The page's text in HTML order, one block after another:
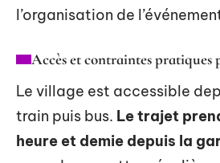
l’organisation de
Accès et contraintes pratiques
Le village est accessible
train puis bus. Le trajet
heure et demie depuis la